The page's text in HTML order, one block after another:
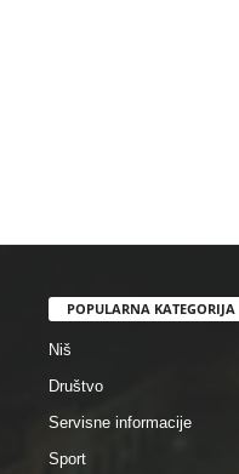
POPULARNA KATEGORIJA
Niš
Društvo
Servisne informacije
Sport